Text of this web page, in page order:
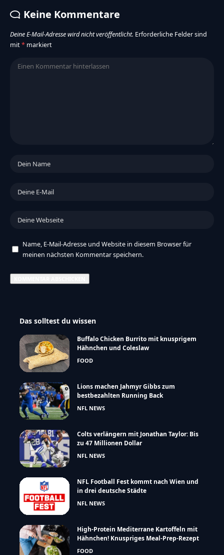
Keine Kommentare
Deine E-Mail-Adresse wird nicht veröffentlicht. Erforderliche Felder sind
mit* markiert
Name, E-Mail-Adresse und Website in diesem Browser für
meinen nächsten Kommentar speichern.
Das solltest du wissen
Buffalo Chicken Burrito mit knusprigem
Hähnchen und Coleslaw
FOOD
Lions machen Jahmyr Gibbs zum
bestbezahlten Running Back
NFL NEWS
Colts verlängern mit Jonathan Taylor: Bis
zu 47 Millionen Dollar
NFL NEWS
NFL Football Fest kommt nach Wien und
in drei deutsche Städte
NFL NEWS
High-Protein Mediterrane Kartoffeln mit
Hähnchen! Knuspriges Meal-Prep-Rezept
FOOD